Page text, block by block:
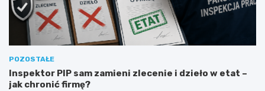
POZOSTAŁE
Inspektor PIP sam zamieni zlecenie i dzieło w etat –
jak chronić firmę?